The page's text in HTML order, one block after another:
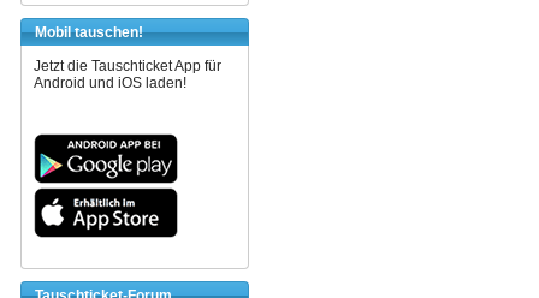
Mobil tauschen!
Jetzt die Tauschticket App für
Android und iOS laden!